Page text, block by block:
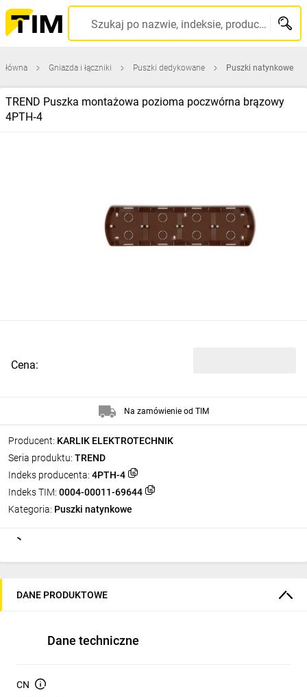
Szukaj po nazwie, indeksie, producencie, kodzie kreskowym...
Gniazda i łączniki Puszki dedykowane Puszki natynkowe
TREND Puszka montażowa pozioma poczwórna brązowy
4PTH‑4
Producent: KARLIK ELEKTROTECHNIK
Seria produktu: TREND
Indeks producenta: 4PTH-4
Indeks TIM: 0004-00011-69644
Kategoria: Puszki natynkowe
Cena:
Na zamówienie od TIM
DANE PRODUKTOWE
Dane techniczne
CN